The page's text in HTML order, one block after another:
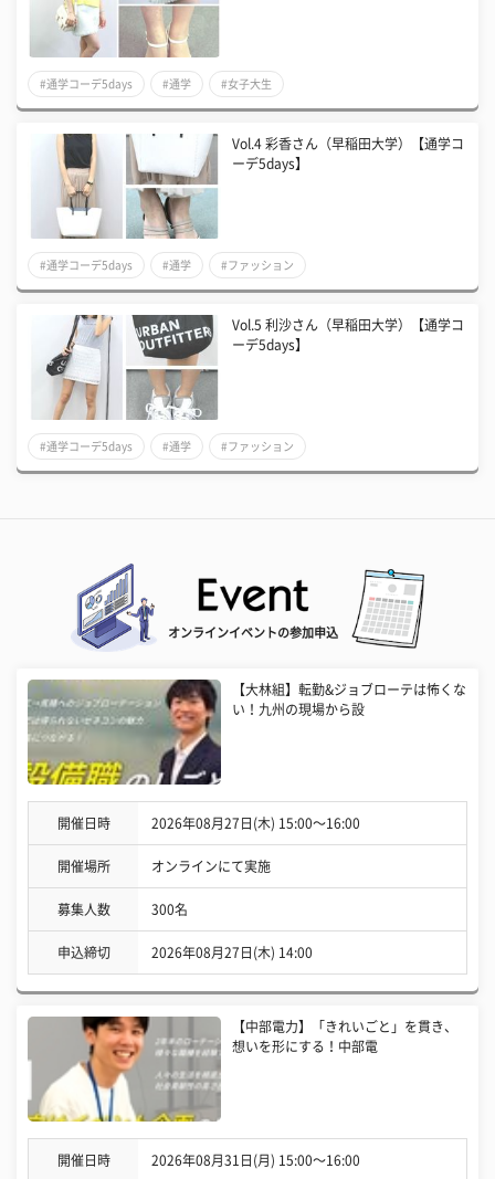
#通学コーデ5days #通学 #女子大生
Vol.4 彩香さん（早稲田大学）【通学コ
ーデ5days】
#通学コーデ5days #通学 #ファッション
Vol.5 利沙さん（早稲田大学）【通学コ
ーデ5days】
#通学コーデ5days #通学 #ファッション
オンラインイベントの参加申込
【大林組】転勤&ジョブローテは怖くな
い！九州の現場から設
開催日時 2026年08月27日(木) 15:00〜16:00
開催場所 オンラインにて実施
募集人数 300名
申込締切 2026年08月27日(木) 14:00
【中部電力】「きれいごと」を貫き、
想いを形にする！中部電
開催日時 2026年08月31日(月) 15:00〜16:00